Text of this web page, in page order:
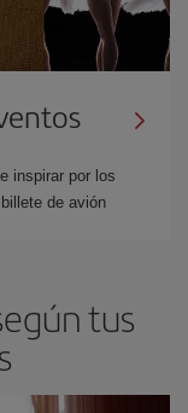
inspirar por los
de avión
tus